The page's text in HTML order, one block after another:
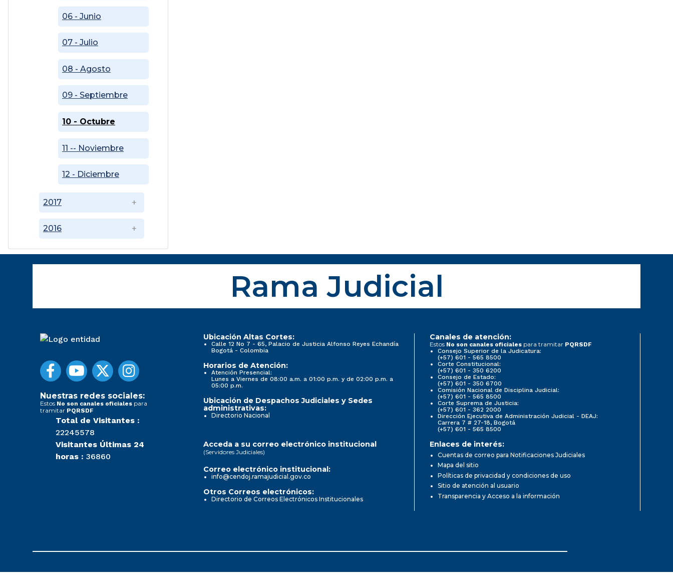
2016
2017
06 - Junio
07 - Julio
08 - Agosto
09 - Septiembre
10 - Octubre
11 -- Noviembre
12 - Diciembre
Rama Judicial
Nuestras redes sociales:
Estos No son canales oficiales para
tramitar PQRSDF
Total de Visitantes :
22245578
Visitantes Últimas 24
horas : 36860
Ubicación Altas Cortes:
Calle 12 No 7 - 65, Palacio de Justicia Alfonso Reyes Echandía
Bogotá - Colombia
Horarios de Atención:
Atención Presencial:
Lunes a Viernes de 08:00 a.m. a 01:00 p.m. y de 02:00 p.m. a
05:00 p.m.
Ubicación de Despachos Judiciales y Sedes
administrativas:
Directorio Nacional
Canales de atención:
Estos No son canales oficiales para tramitar PQRSDF
Consejo Superior de la Judicatura:
(+57) 601 - 565 8500
Corte Constitucional:
(+57) 601 - 350 6200
Consejo de Estado:
(+57) 601 - 350 6700
Comisión Nacional de Disciplina Judicial:
(+57) 601 - 565 8500
Corte Suprema de Justicia:
(+57) 601 - 362 2000
Dirección Ejecutiva de Administración Judicial - DEAJ:
Carrera 7 # 27-18, Bogotá
(+57) 601 - 565 8500
Acceda a su correo electrónico institucional
(Servidores Judiciales)
Correo electrónico institucional:
info@cendoj.ramajudicial.gov.co
Otros Correos electrónicos:
Directorio de Correos Electrónicos Institucionales
Enlaces de interés:
Cuentas de correo para Notificaciones Judiciales
Mapa del sitio
Políticas de privacidad y condiciones de uso
Sitio de atención al usuario
Transparencia y Acceso a la información